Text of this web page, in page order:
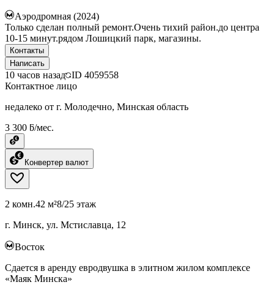
Аэродромная (2024)
Только сделан полный ремонт.Очень тихий район.до центра
10-15 минут.рядом Лошицкий парк, магазины.
Контакты
Написать
10 часов назад ID 4059558
Контактное лицо
недалеко от г. Молодечно, Минская область
3 300 ƃ/мес.
Конвертер валют
2 комн.42 м²8/25 этаж
г. Минск, ул. Мстиславца, 12
Восток
Сдается в аренду евродвушка в элитном жилом комплексе
«Маяк Минска»